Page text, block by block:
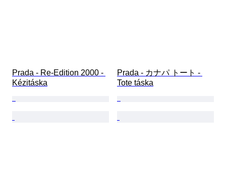
Prada - Re-Edition 2000 -
Kézitáska
Prada - カナパ トート -
Tote táska